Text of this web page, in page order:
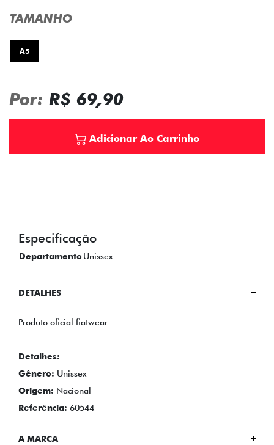
TAMANHO
A5
Por: R$ 69,90
Adicionar Ao Carrinho
Especificação
DepartamentoUnissex
DETALHES
Produto oficial fiatwear
Detalhes:
Gênero: Unissex
Origem: Nacional
Referência: 60544
A MARCA